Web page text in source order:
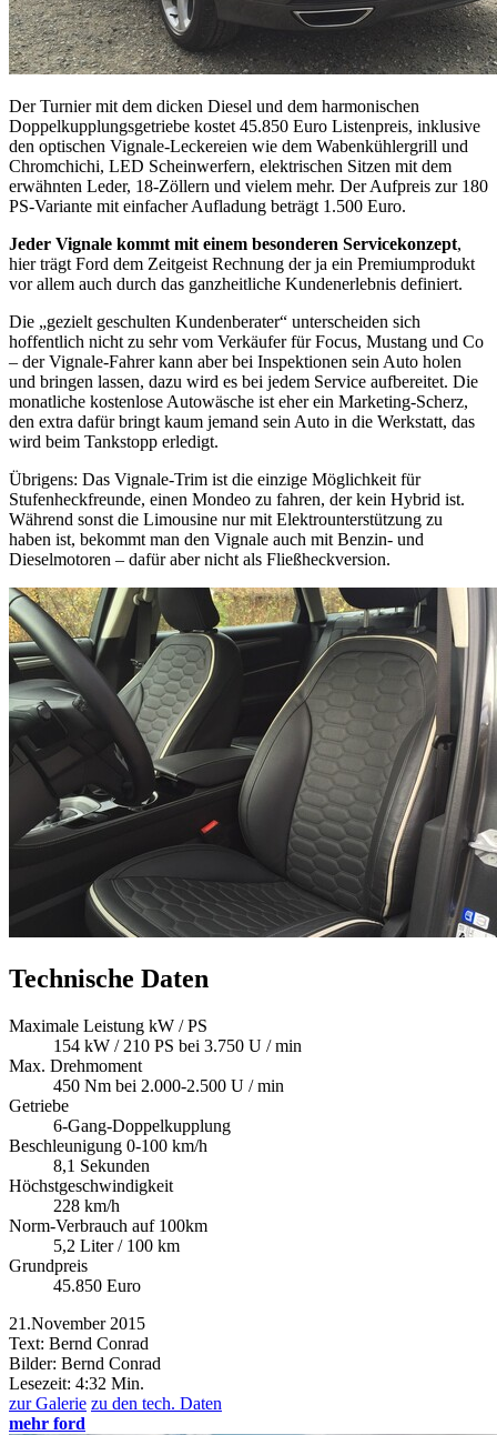
Der Turnier mit dem dicken Diesel und dem harmonischen
Doppelkupplungsgetriebe kostet 45.850 Euro Listenpreis, inklusive
den optischen Vignale-Leckereien wie dem Wabenkühlergrill und
Chromchichi, LED Scheinwerfern, elektrischen Sitzen mit dem
erwähnten Leder, 18-Zöllern und vielem mehr. Der Aufpreis zur 180
PS-Variante mit einfacher Aufladung beträgt 1.500 Euro.
Jeder Vignale kommt mit einem besonderen Servicekonzept,
hier trägt Ford dem Zeitgeist Rechnung der ja ein Premiumprodukt
vor allem auch durch das ganzheitliche Kundenerlebnis definiert.
Die „gezielt geschulten Kundenberater“ unterscheiden sich
hoffentlich nicht zu sehr vom Verkäufer für Focus, Mustang und Co
– der Vignale-Fahrer kann aber bei Inspektionen sein Auto holen
und bringen lassen, dazu wird es bei jedem Service aufbereitet. Die
monatliche kostenlose Autowäsche ist eher ein Marketing-Scherz,
den extra dafür bringt kaum jemand sein Auto in die Werkstatt, das
wird beim Tankstopp erledigt.
Übrigens: Das Vignale-Trim ist die einzige Möglichkeit für
Stufenheckfreunde, einen Mondeo zu fahren, der kein Hybrid ist.
Während sonst die Limousine nur mit Elektrounterstützung zu
haben ist, bekommt man den Vignale auch mit Benzin- und
Dieselmotoren – dafür aber nicht als Fließheckversion.
Technische Daten
Maximale Leistung kW / PS
154 kW / 210 PS bei 3.750 U / min
Max. Drehmoment
450 Nm bei 2.000-2.500 U / min
Getriebe
6-Gang-Doppelkupplung
Beschleunigung 0-100 km/h
8,1 Sekunden
Höchstgeschwindigkeit
228 km/h
Norm-Verbrauch auf 100km
5,2 Liter / 100 km
Grundpreis
45.850 Euro
21.November 2015
Text: Bernd Conrad
Bilder: Bernd Conrad
Lesezeit: 4:32 Min.
zur Galerie zu den tech. Daten
mehr ford